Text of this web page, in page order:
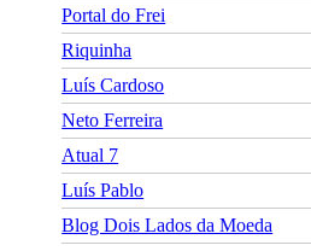
Portal do Frei
Riquinha
Luís Cardoso
Neto Ferreira
Atual 7
Luís Pablo
Blog Dois Lados da Moeda